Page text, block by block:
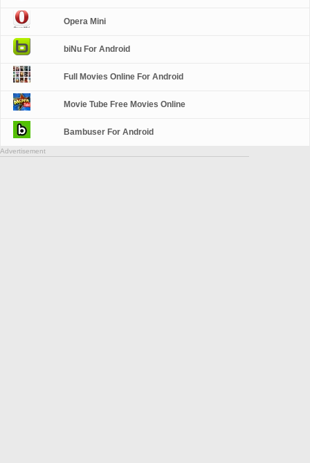
Opera Mini
biNu For Android
Full Movies Online For Android
Movie Tube Free Movies Online
Bambuser For Android
Advertisement